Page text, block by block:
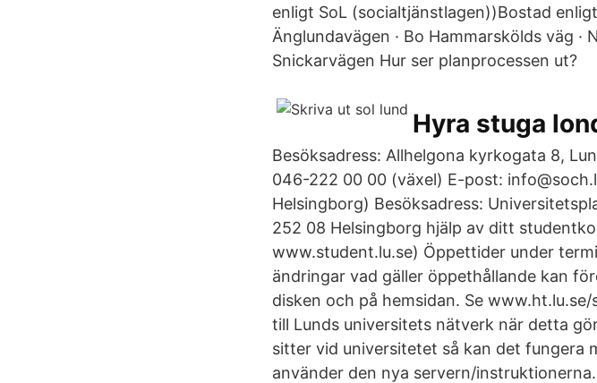
enligt SoL (socialtjänstlagen))Bostad
Änglundavägen · Bo Hammarskölds väg ·
Snickarvägen Hur ser planprocessen ut?
Hyra stuga
Besöksadress: Allhelgona kyrkogata 8,
046-222 00 00 (växel) E-post:
Helsingborg) Besöksadress:
252 08 Helsingborg hjälp av ditt
www.student.lu.se) Öppettider under
ändringar vad gäller öppethållande kan
disken och på hemsidan. Se
till Lunds universitets nätverk när detta
sitter vid universitetet så kan det fungera
använder den nya servern/